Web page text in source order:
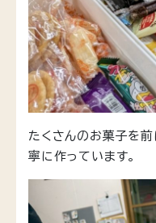
たくさんのお菓子を前
寧に作っています。